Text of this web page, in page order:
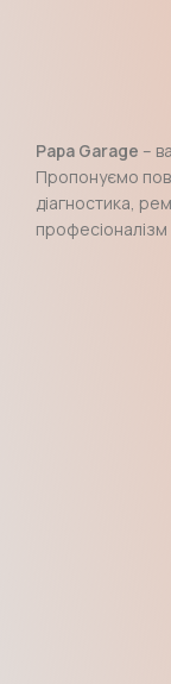
Papa Garage –
Пропонуємо
діагностика,
професіоналізм